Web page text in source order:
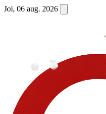
Joi, 06 aug. 2026